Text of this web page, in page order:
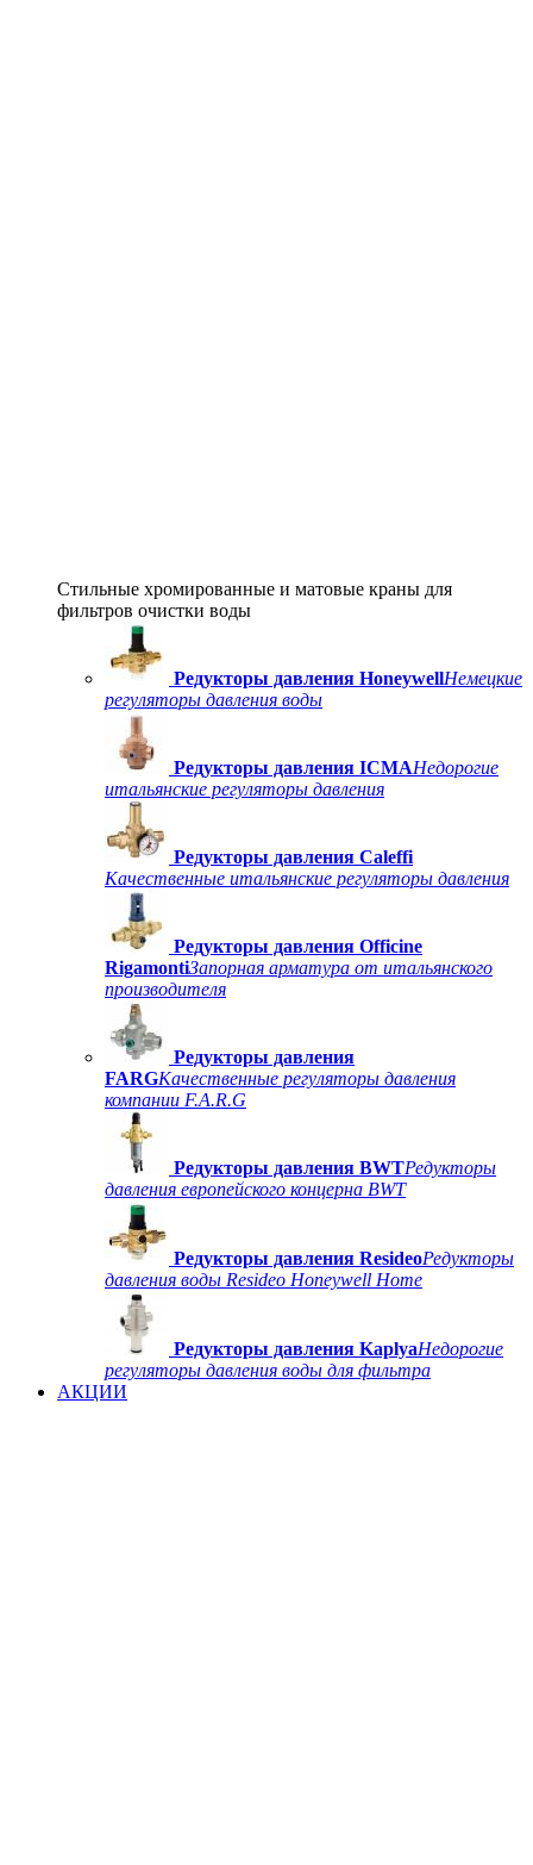
Стильные хромированные и матовые краны для
фильтров очистки воды
Редукторы давления HoneywellНемецкие
регуляторы давления воды
Редукторы давления ICMAНедорогие
итальянские регуляторы давления
Редукторы давления Caleffi
Качественные итальянские регуляторы давления
Редукторы давления Officine
RigamontiЗапорная арматура от итальянского
производителя
Редукторы давления
FARGКачественные регуляторы давления
компании F.A.R.G
Редукторы давления BWTРедукторы
давления европейского концерна BWT
Редукторы давления ResideoРедукторы
давления воды Resideo Honeywell Home
Редукторы давления KaplyaНедорогие
регуляторы давления воды для фильтра
АКЦИИ